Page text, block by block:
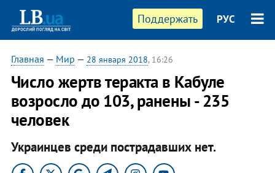
Поддержать РУС
Главная — Мир — 28 января 2018, 16:26
​Число жертв теракта в Кабуле
возросло до 103, ранены - 235
человек
Украинцев среди пострадавших нет.